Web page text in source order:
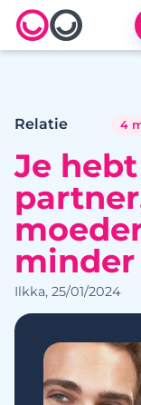
Lexa logo
Relatie 4
Je
Ilkka, 25/01/2024